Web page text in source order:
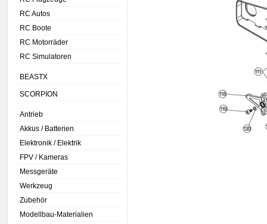
RC Autos
RC Boote
RC Motorräder
RC Simulatoren
BEASTX
SCORPION
Antrieb
Akkus / Batterien
Elektronik / Elektrik
FPV / Kameras
Messgeräte
Werkzeug
Zubehör
Modellbau-Materialien